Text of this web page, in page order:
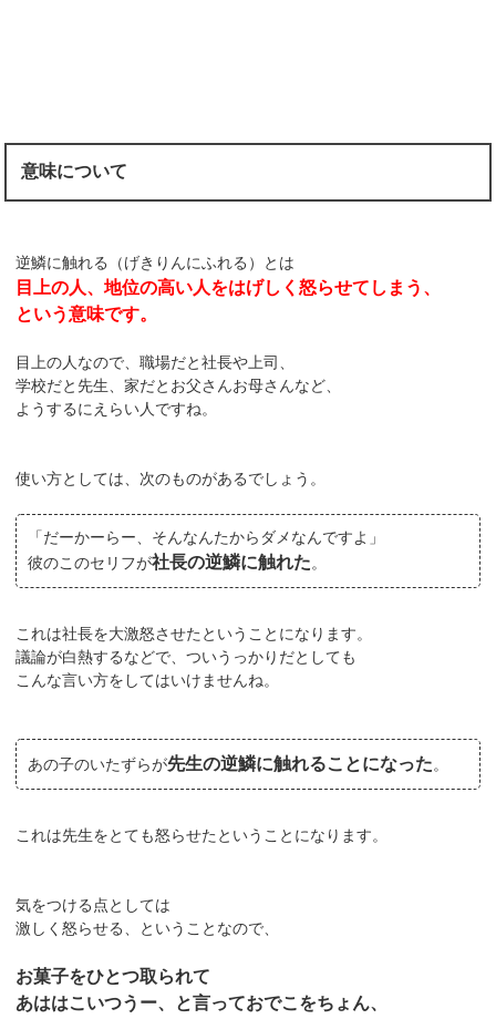
意味について
逆鱗に触れる（げきりんにふれる）とは
目上の人、地位の高い人をはげしく怒らせてしまう、
という意味です。
目上の人なので、職場だと社長や上司、
学校だと先生、家だとお父さんお母さんなど、
ようするにえらい人ですね。
使い方としては、次のものがあるでしょう。
「だーかーらー、そんなんたからダメなんですよ」
彼のこのセリフが社長の逆鱗に触れた。
これは社長を大激怒させたということになります。
議論が白熱するなどで、ついうっかりだとしても
こんな言い方をしてはいけませんね。
あの子のいたずらが先生の逆鱗に触れることになった。
これは先生をとても怒らせたということになります。
気をつける点としては
激しく怒らせる、ということなので、
お菓子をひとつ取られて
あははこいつうー、と言っておでこをちょん、